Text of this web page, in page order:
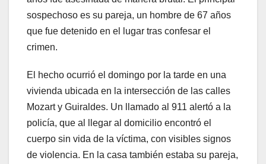
sospechoso es su pareja, un hombre de 67 años
que fue detenido en el lugar tras confesar el
crimen.
El hecho ocurrió el domingo por la tarde en una
vivienda ubicada en la intersección de las calles
Mozart y Guiraldes. Un llamado al 911 alertó a la
policía, que al llegar al domicilio encontró el
cuerpo sin vida de la víctima, con visibles signos
de violencia. En la casa también estaba su pareja,